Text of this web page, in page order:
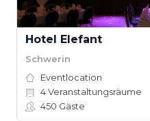
Hotel Elefant
Schwerin
Eventlocation
4Veranstaltungsräume
450 Gäste